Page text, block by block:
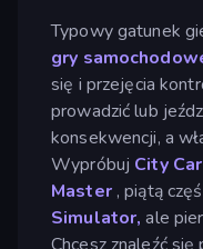
Typowy gatunek
gry
się i przejęcia
prowadzić lub
konsekwencji, a
Wypróbuj City
Master, piątą
Simulator, ale